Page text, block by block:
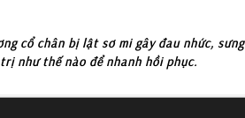
cổ chân bị lật sơ mi gây đau nhức, sưng
như thế nào để nhanh hồi phục.